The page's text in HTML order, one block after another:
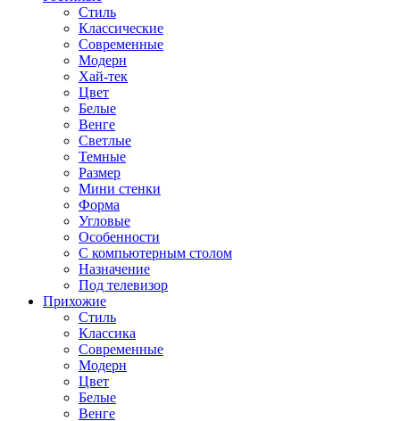
Стиль
Классические
Современные
Модерн
Хай-тек
Цвет
Белые
Венге
Светлые
Темные
Размер
Мини стенки
Форма
Угловые
Особенности
С компьютерным столом
Назначение
Под телевизор
Прихожие
Стиль
Классика
Современные
Модерн
Цвет
Белые
Венге